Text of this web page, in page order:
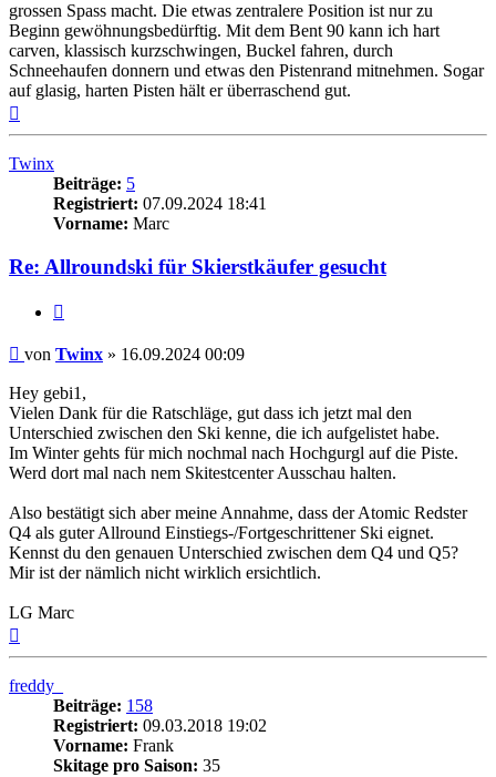
grossen Spass macht. Die etwas zentralere Position ist nur zu
Beginn gewöhnungsbedürftig. Mit dem Bent 90 kann ich hart
carven, klassisch kurzschwingen, Buckel fahren, durch
Schneehaufen donnern und etwas den Pistenrand mitnehmen. Sogar
auf glasig, harten Pisten hält er überraschend gut.
Twinx
Beiträge: 5
Registriert: 07.09.2024 18:41
Vorname: Marc
Re: Allroundski für Skierstkäufer gesucht
Beitrag
von Twinx » 16.09.2024 00:09
Hey gebi1,
Vielen Dank für die Ratschläge, gut dass ich jetzt mal den
Unterschied zwischen den Ski kenne, die ich aufgelistet habe.
Im Winter gehts für mich nochmal nach Hochgurgl auf die Piste.
Werd dort mal nach nem Skitestcenter Ausschau halten.
Also bestätigt sich aber meine Annahme, dass der Atomic Redster
Q4 als guter Allround Einstiegs-/Fortgeschrittener Ski eignet.
Kennst du den genauen Unterschied zwischen dem Q4 und Q5?
Mir ist der nämlich nicht wirklich ersichtlich.
LG Marc
freddy_
Beiträge: 158
Registriert: 09.03.2018 19:02
Vorname: Frank
Skitage pro Saison: 35